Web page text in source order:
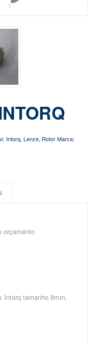
, Intorq,Lenze, Rotor Marca:
orçamento
tamanho 8mm,